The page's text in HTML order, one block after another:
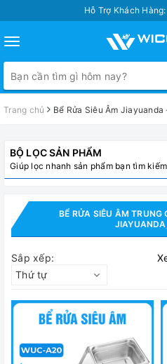
Hỗ Trợ Khách Hàng:
Toggle
navigation
Trang chủ Bể Rửa Siêu Âm Jiayuanda
BỘ LỌC SẢN PHẨM
Giúp lọc nhanh sản phẩm bạn tìm kiếm
BỂ RỬA SIÊU ÂM
Sắp xếp:
Thứ tự